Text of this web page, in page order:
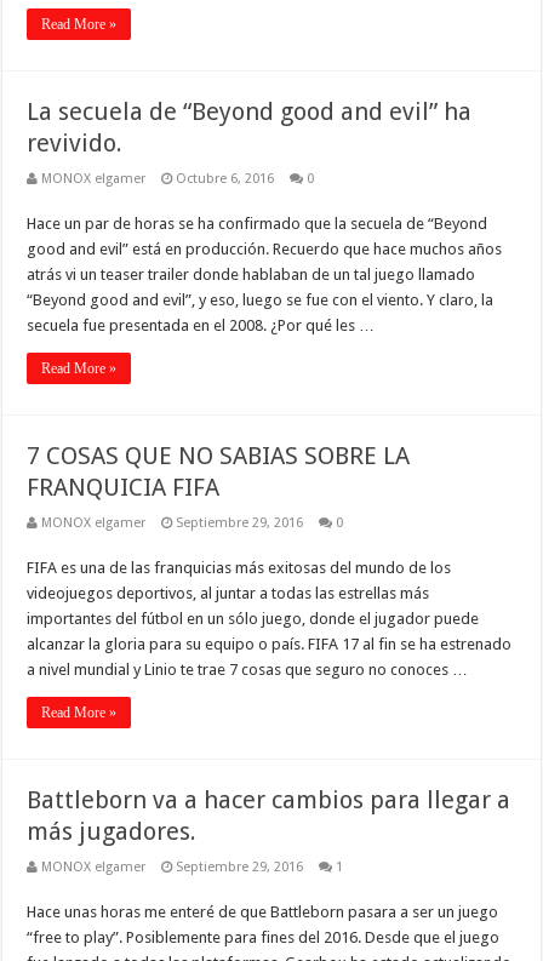
Read More »
La secuela de “Beyond good and evil” ha
revivido.
MONOX elgamer Octubre 6, 2016 0
Hace un par de horas se ha confirmado que la secuela de “Beyond
good and evil” está en producción. Recuerdo que hace muchos años
atrás vi un teaser trailer donde hablaban de un tal juego llamado
“Beyond good and evil”, y eso, luego se fue con el viento. Y claro, la
secuela fue presentada en el 2008. ¿Por qué les …
Read More »
7 COSAS QUE NO SABIAS SOBRE LA
FRANQUICIA FIFA
MONOX elgamer Septiembre 29, 2016 0
FIFA es una de las franquicias más exitosas del mundo de los
videojuegos deportivos, al juntar a todas las estrellas más
importantes del fútbol en un sólo juego, donde el jugador puede
alcanzar la gloria para su equipo o país. FIFA 17 al fin se ha estrenado
a nivel mundial y Linio te trae 7 cosas que seguro no conoces …
Read More »
Battleborn va a hacer cambios para llegar a
más jugadores.
MONOX elgamer Septiembre 29, 2016 1
Hace unas horas me enteré de que Battleborn pasara a ser un juego
“free to play”. Posiblemente para fines del 2016. Desde que el juego